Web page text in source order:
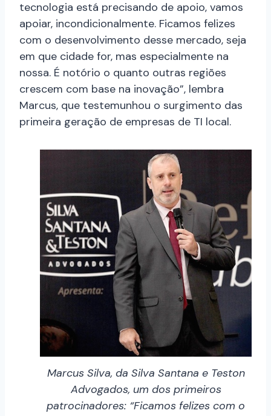
tecnologia está precisando de apoio, vamos
apoiar, incondicionalmente. Ficamos felizes
com o desenvolvimento desse mercado, seja
em que cidade for, mas especialmente na
nossa. É notório o quanto outras regiões
crescem com base na inovação”, lembra
Marcus, que testemunhou o surgimento das
primeira geração de empresas de TI local.
Marcus Silva, da Silva Santana e Teston
Advogados, um dos primeiros
patrocinadores: “Ficamos felizes com o